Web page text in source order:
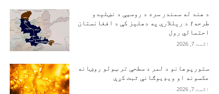
د هند له سمندر سره د روسیې د نښلېدو
طرحه؛ د رېللارې په دهلېز کې د افغانستان
احتمالي رول
اګست 7, 2026
ستورپوهانو د لمر د سطحې تر ټولو روښانه
عکسونه او ویډیوګانې ثبت کړې
اګست 7, 2026